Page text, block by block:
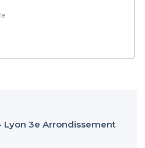
Lyon 3e Arrondissement